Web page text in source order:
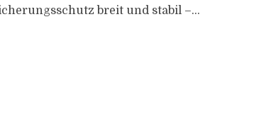
breit und stabil –...